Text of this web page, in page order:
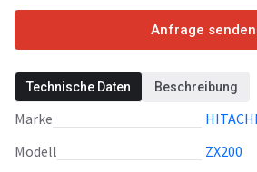
Anfrage senden
Technische Daten Beschreibung
Marke
HITACHI
Modell
ZX200